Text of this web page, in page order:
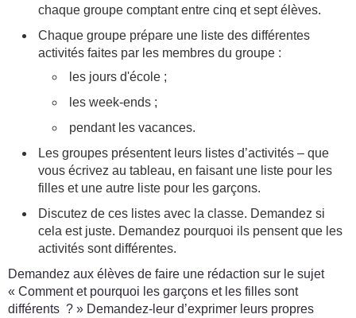
chaque groupe comptant entre cinq et sept élèves.
Chaque groupe prépare une liste des différentes
activités faites par les membres du groupe :
les jours d'école ;
les week-ends ;
pendant les vacances.
Les groupes présentent leurs listes d’activités – que
vous écrivez au tableau, en faisant une liste pour les
filles et une autre liste pour les garçons.
Discutez de ces listes avec la classe. Demandez si
cela est juste. Demandez pourquoi ils pensent que les
activités sont différentes.
Demandez aux élèves de faire une rédaction sur le sujet
« Comment et pourquoi les garçons et les filles sont
différents ? » Demandez-leur d’exprimer leurs propres